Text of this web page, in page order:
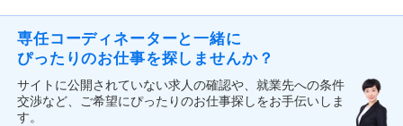
専任コーディネーターと一緒に
ぴったりのお仕事を探しませんか？
サイトに公開されていない求人の確認や、就業先への条件
交渉など、ご希望にぴったりのお仕事探しをお手伝いしま
す。